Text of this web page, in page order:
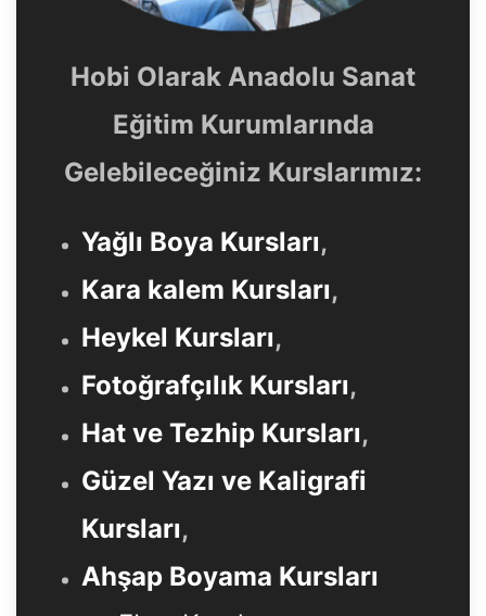
Hobi Olarak Anadolu Sanat
Eğitim Kurumlarında
Gelebileceğiniz Kurslarımız:
Yağlı Boya Kursları,
Kara kalem Kursları,
Heykel Kursları,
Fotoğrafçılık Kursları,
Hat ve Tezhip Kursları,
Güzel Yazı ve Kaligrafi
Kursları,
Ahşap Boyama Kursları